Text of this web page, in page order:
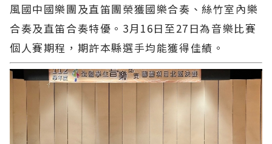
風國中國樂團及直笛團榮獲國樂合奏、絲竹室內樂
合奏及直笛合奏特優。3月16日至27日為音樂比賽
個人賽期程，期許本縣選手均能獲得佳績。